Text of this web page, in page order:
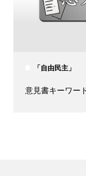
「自由民主」
意見書キーワー